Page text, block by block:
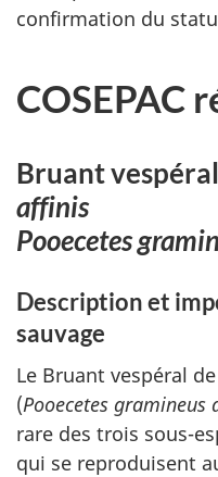
confirmation du
COSEPAC
Bruant
affinis
Pooecetes
Description et
sauvage
Le Bruant vespéral
(Pooecetes gramineus
rare des trois sous-
qui se reproduisent